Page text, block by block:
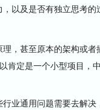
及是否有独立思考的
甚至原本的架构或者
肯定是一个小型项目，
业通用问题需要去解决